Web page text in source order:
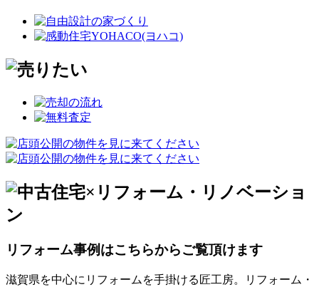
リフォーム事例はこちらからご覧頂けます
滋賀県を中心にリフォームを手掛ける匠工房。リフォーム・